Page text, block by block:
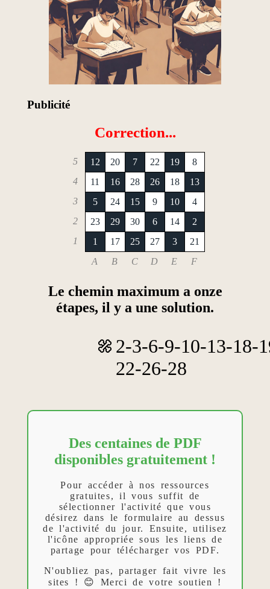
Publicité
Correction...
5 12 20 7 22 19
8
4
11 16 28 26 18
13
3
5 24 15 9 10
4
2
23 29 30 6 14
2
1
1 17 25 27 3
21
A
B C D E F
Le chemin maximum a onze
étapes, il y a une solution.
2-3-6-9-10-13-18-
22-26-28
Des centaines de PDF
disponibles gratuitement !
Pour accéder à nos ressources
gratuites, il vous suffit de
sélectionner l'activité que vous
désirez dans le formulaire au dessus
de l'activité du jour. Ensuite, utilisez
l'icône appropriée sous les liens de
partage pour télécharger vos PDF.
N'oubliez pas, partager fait vivre les
sites ! 😊 Merci de votre soutien !